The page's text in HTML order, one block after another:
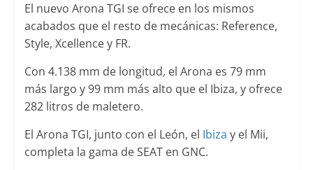
El nuevo Arona TGI se ofrece en los mismos
acabados que el resto de mecánicas: Reference,
Style, Xcellence y FR.
Con 4.138 mm de longitud, el Arona es 79 mm
más largo y 99 mm más alto que el Ibiza, y ofrece
282 litros de maletero.
El Arona TGI, junto con el León, el Ibiza y el Mii,
completa la gama de SEAT en GNC.